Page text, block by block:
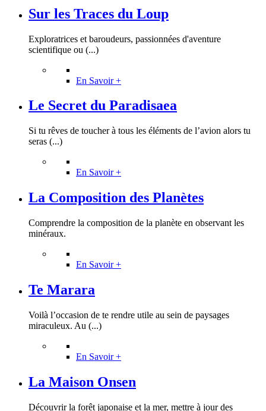
Sur les Traces du Loup
Exploratrices et baroudeurs, passionnées d'aventure
scientifique ou (...)
En Savoir +
Le Secret du Paradisaea
Si tu rêves de toucher à tous les éléments de l’avion alors tu
seras (...)
En Savoir +
La Composition des Planètes
Comprendre la composition de la planète en observant les
minéraux.
En Savoir +
Te Marara
Voilà l’occasion de te rendre utile au sein de paysages
miraculeux. Au (...)
En Savoir +
La Maison Onsen
Découvrir la forêt japonaise et la mer, mettre à jour des